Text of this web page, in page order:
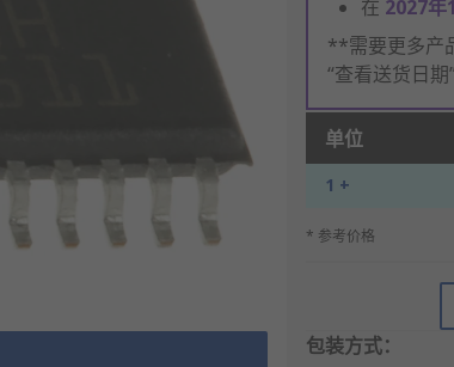
在 2027年
**需要更多产
“查看送货日期
单位
1 +
* 参考价格
包装方式：